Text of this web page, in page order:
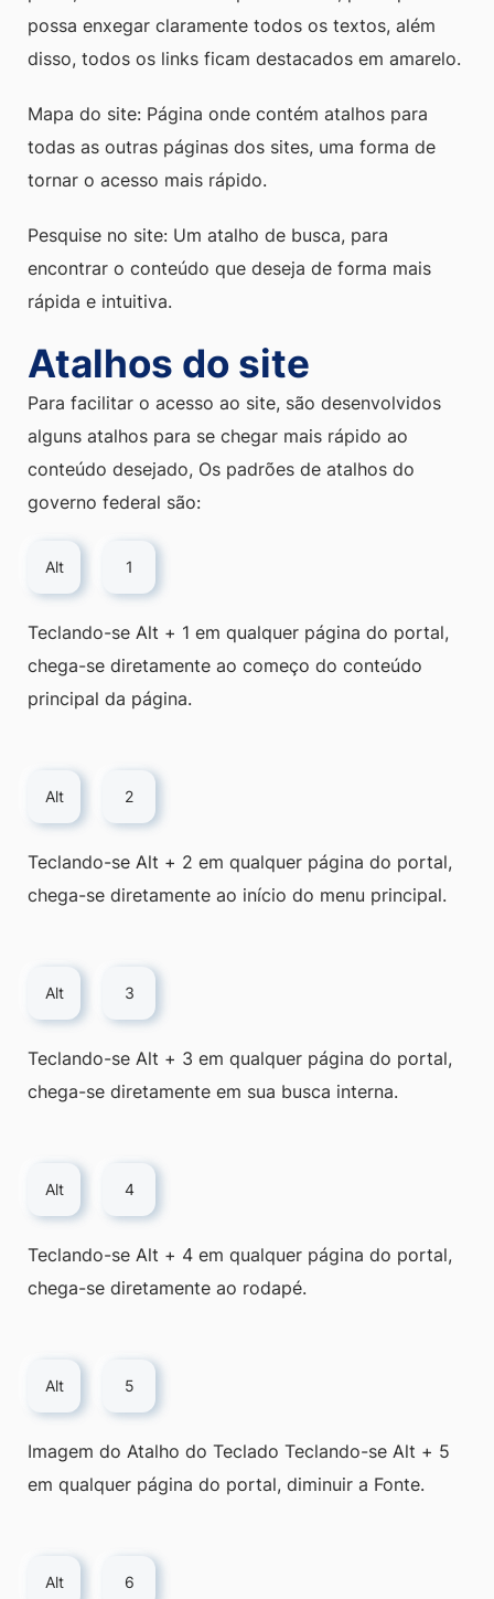
possa enxegar claramente todos os textos, além
disso, todos os links ficam destacados em amarelo.
Mapa do site: Página onde contém atalhos para
todas as outras páginas dos sites, uma forma de
tornar o acesso mais rápido.
Pesquise no site: Um atalho de busca, para
encontrar o conteúdo que deseja de forma mais
rápida e intuitiva.
Atalhos do site
Para facilitar o acesso ao site, são desenvolvidos
alguns atalhos para se chegar mais rápido ao
conteúdo desejado, Os padrões de atalhos do
governo federal são:
Alt 1
Teclando-se Alt + 1 em qualquer página do portal,
chega-se diretamente ao começo do conteúdo
principal da página.
Alt 2
Teclando-se Alt + 2 em qualquer página do portal,
chega-se diretamente ao início do menu principal.
Alt 3
Teclando-se Alt + 3 em qualquer página do portal,
chega-se diretamente em sua busca interna.
Alt 4
Teclando-se Alt + 4 em qualquer página do portal,
chega-se diretamente ao rodapé.
Alt 5
Imagem do Atalho do Teclado Teclando-se Alt + 5
em qualquer página do portal, diminuir a Fonte.
Alt 6